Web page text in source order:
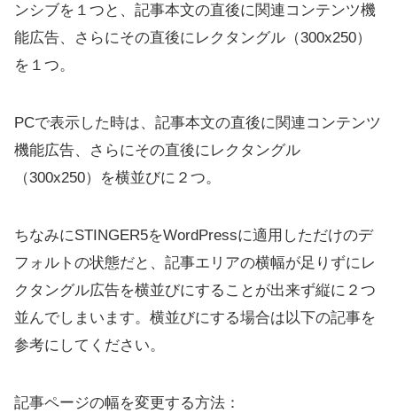
ンシブを１つと、記事本文の直後に関連コンテンツ機
能広告、さらにその直後にレクタングル（300x250）
を１つ。
PCで表示した時は、記事本文の直後に関連コンテンツ
機能広告、さらにその直後にレクタングル
（300x250）を横並びに２つ。
ちなみにSTINGER5をWordPressに適用しただけのデ
フォルトの状態だと、記事エリアの横幅が足りずにレ
クタングル広告を横並びにすることが出来ず縦に２つ
並んでしまいます。横並びにする場合は以下の記事を
参考にしてください。
記事ページの幅を変更する方法：